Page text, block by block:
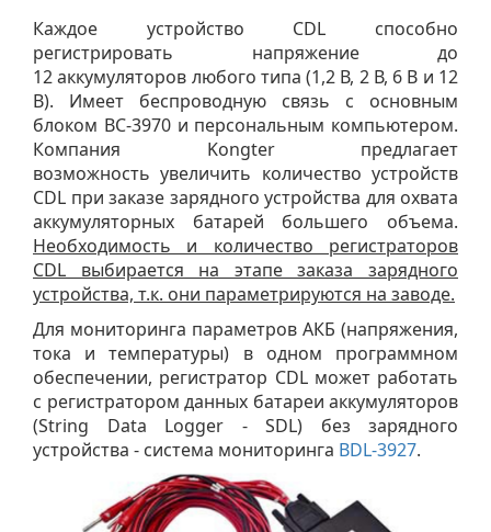
Каждое устройство CDL способно
регистрировать напряжение до
12 аккумуляторов любого типа (1,2 В, 2 В, 6 В и 12
В). Имеет беспроводную связь с основным
блоком BC-3970 и персональным компьютером.
Компания Kongter предлагает
возможность увеличить количество устройств
CDL при заказе зарядного устройства для охвата
аккумуляторных батарей большего объема.
Необходимость и количество регистраторов
CDL выбирается на этапе заказа зарядного
устройства, т.к. они параметрируются на заводе.
Для мониторинга параметров АКБ (напряжения,
тока и температуры) в одном программном
обеспечении, регистратор CDL может работать
с регистратором данных батареи аккумуляторов
(String Data Logger - SDL) без зарядного
устройства - система мониторинга BDL-3927.